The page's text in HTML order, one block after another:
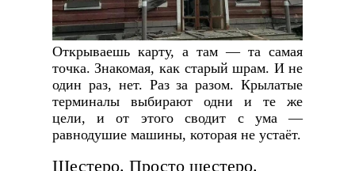
Открываешь карту, а там — та самая
точка. Знакомая, как старый шрам. И не
один раз, нет. Раз за разом. Крылатые
терминалы выбирают одни и те же
цели, и от этого сводит с ума —
равнодушие машины, которая не устаёт.
Шестеро. Просто шестеро.